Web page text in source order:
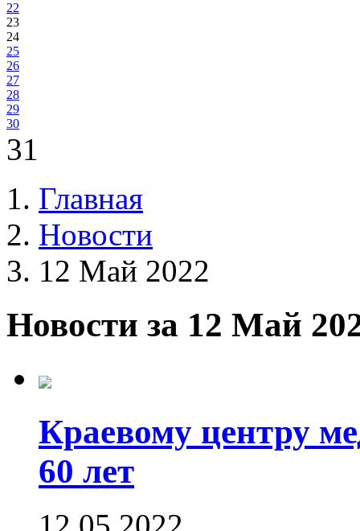
22
23
24
25
26
27
28
29
30
31
Главная
Новости
12 Май 2022
Новости за 12 Май
Краевому центру
60 лет